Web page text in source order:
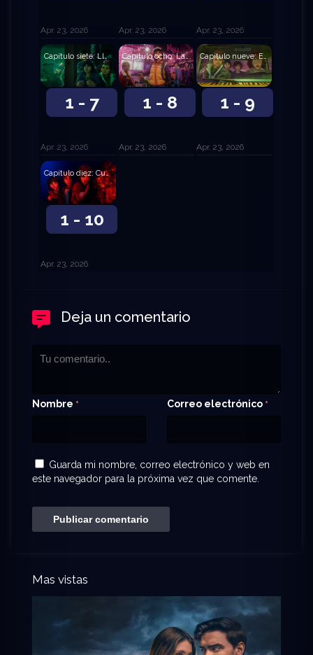
Apr. 23, 2026 Apr. 23, 2026 Apr. 23, 2026
1 - 7
Capítulo siete: Llega la tormenta
Apr. 23, 2026
1 - 8
Capítulo ocho: La fiesta
Apr. 23, 2026
1 - 9
Capítulo nueve: El sospechoso
Apr. 23, 2026
1 - 10
Capítulo diez: Cuenta regresiva
Apr. 23, 2026
Deja un comentario
Nombre * Correo electrónico *
Guarda mi nombre, correo electrónico y web en
este navegador para la próxima vez que comente.
Mas vistas